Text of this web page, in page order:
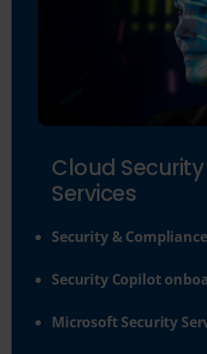
Cloud Security
Services
Security &
Security Copilot
Microsoft Security